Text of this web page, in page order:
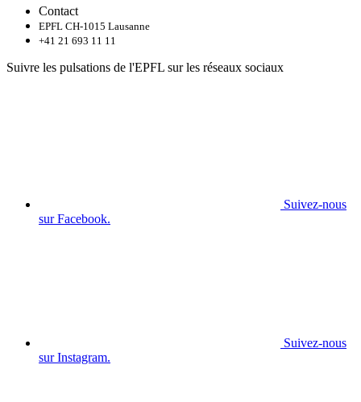
Contact
EPFL CH-1015 Lausanne
+41 21 693 11 11
Suivre les pulsations de l'EPFL sur les réseaux sociaux
Suivez-nous
sur Facebook.
Suivez-nous
sur Instagram.